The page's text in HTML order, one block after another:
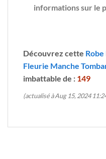
informations sur le
Découvrez cette
Fleurie Manche
imbattable de : 149
(actualisé à Aug 15, 2024